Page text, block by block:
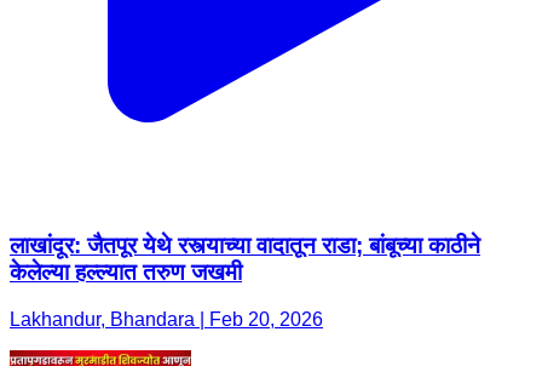
लाखांदूर: जैतपूर येथे रस्त्याच्या वादातून राडा; बांबूच्या काठीने
केलेल्या हल्ल्यात तरुण जखमी
Lakhandur, Bhandara | Feb 20, 2026